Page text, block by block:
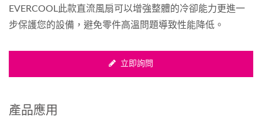
EVERCOOL此款直流風扇可以增強整體的冷卻能力更進一
步保護您的設備，避免零件高溫問題導致性能降低。
立即詢問
產品應用